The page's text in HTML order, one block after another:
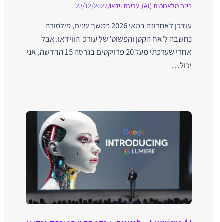
בינה מלאכותית (AI) , עריכת וידאו/
23/12/2022
עודכן לאחרונה במאי 2026 במשך שנים, פילמורה
נחשבה ל’אח הקטן והפשוט’ של עורכי הווידאו. אבל
אחרי שערכתי מעל 20 פרויקטים בגרסה 15 החדשה, אני
יכול…